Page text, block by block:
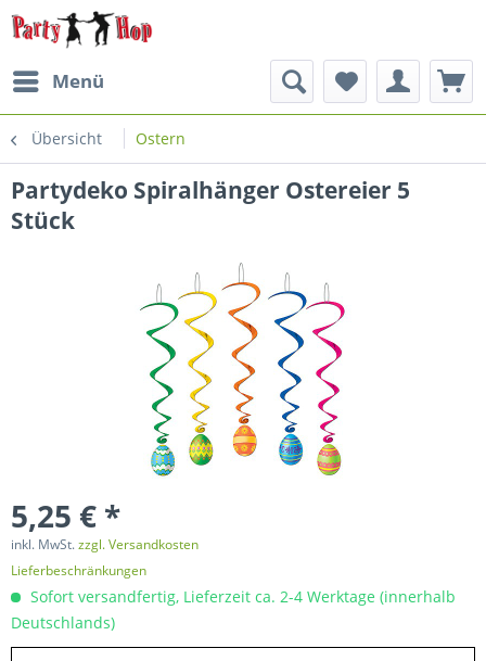
Menü
Übersicht Ostern
Partydeko Spiralhänger Ostereier 5
Stück
5,25 € *
inkl. MwSt.zzgl. Versandkosten
Lieferbeschränkungen
Sofort versandfertig, Lieferzeit ca. 2-4 Werktage (innerhalb
Deutschlands)